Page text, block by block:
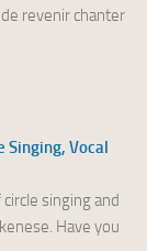
revenir chanter
Singing, Vocal
singing and
Have you